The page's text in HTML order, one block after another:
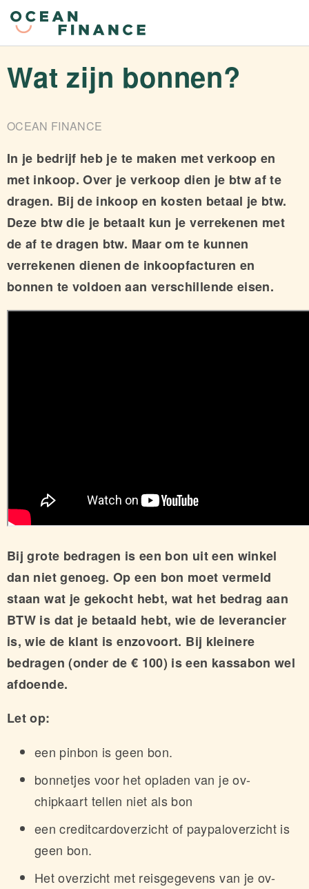
Wat zijn bonnen?
OCEAN FINANCE
In je bedrijf heb je te maken met verkoop en
met inkoop. Over je verkoop dien je btw af te
dragen. Bij de inkoop en kosten betaal je btw.
Deze btw die je betaalt kun je verrekenen met
de af te dragen btw. Maar om te kunnen
verrekenen dienen de inkoopfacturen en
bonnen te voldoen aan verschillende eisen.
Bij grote bedragen is een bon uit een winkel
dan niet genoeg. Op een bon moet vermeld
staan wat je gekocht hebt, wat het bedrag aan
BTW is dat je betaald hebt, wie de leverancier
is, wie de klant is enzovoort. Bij kleinere
bedragen (onder de € 100) is een kassabon wel
afdoende.
Let op:
een pinbon is geen bon.
bonnetjes voor het opladen van je ov-
chipkaart tellen niet als bon
een creditcardoverzicht of paypaloverzicht is
geen bon.
Het overzicht met reisgegevens van je ov-